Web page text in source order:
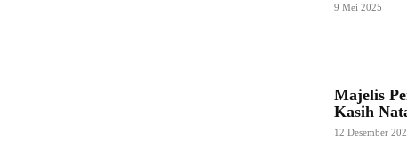
9 Mei 2025
Majelis
Kasih
12 Desember